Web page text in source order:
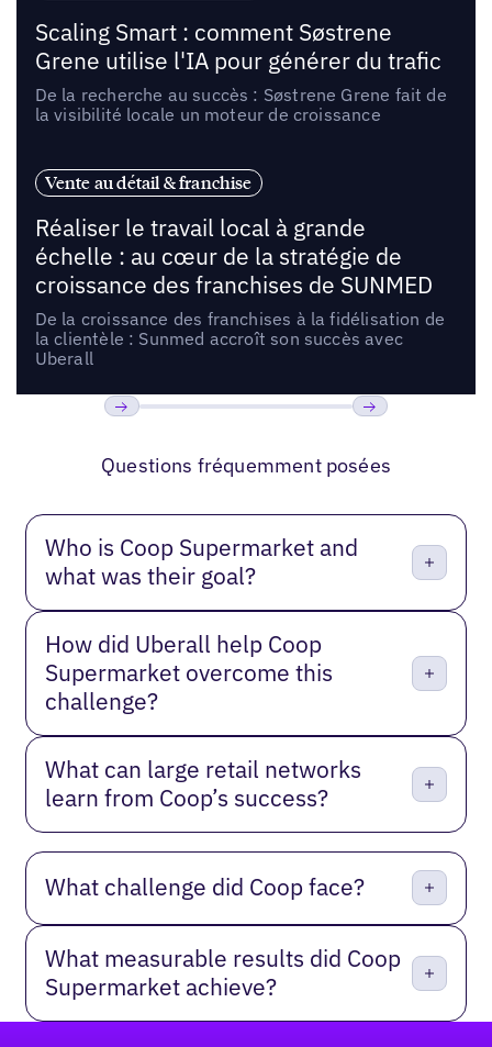
Scaling Smart : comment Søstrene
Grene utilise l'IA pour générer du trafic
De la recherche au succès : Søstrene Grene fait de
la visibilité locale un moteur de croissance
Vente au détail & franchise
Réaliser le travail local à grande
échelle : au cœur de la stratégie de
croissance des franchises de SUNMED
De la croissance des franchises à la fidélisation de
la clientèle : Sunmed accroît son succès avec
Uberall
Questions fréquemment posées
Who is Coop Supermarket and
what was their goal?
How did Uberall help Coop
Supermarket overcome this
challenge?
What can large retail networks
learn from Coop’s success?
What challenge did Coop face?
What measurable results did Coop
Supermarket achieve?